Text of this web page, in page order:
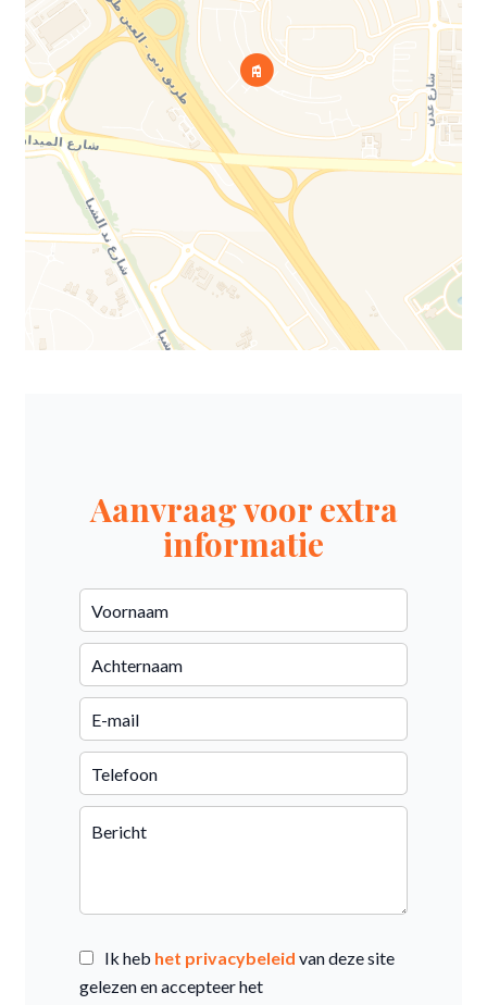
Aanvraag voor extra
informatie
Ik heb het privacybeleid van deze site
gelezen en accepteer het